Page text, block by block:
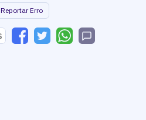
Reportar Erro